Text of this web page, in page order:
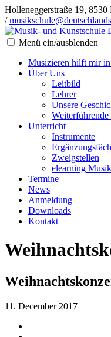
Holleneggerstraße 19, 8530
/
Menü ein/ausblenden
Musizieren hilft mir
Über Uns
Leitbild
Lehrer
Unsere
Unterricht
Instrumente
Zweigstellen
elearning
Termine
News
Anmeldung
Downloads
Kontakt
11. December 2017